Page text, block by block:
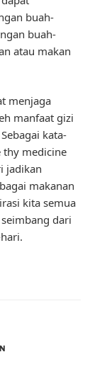
buah-
buah-
atau makan
menjaga
manfaat gizi
kata-
thy medicine
jadikan
makanan
kita semua
dari